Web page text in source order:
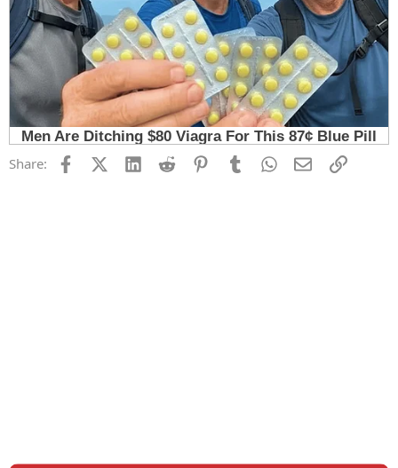
Share: FacebookX (Twitter)
LinkedInReddit PinterestTumblrWhatsApp
EmailLink